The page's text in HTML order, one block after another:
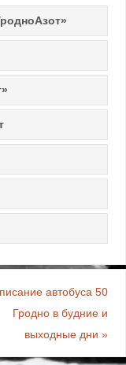
автобуса 50
Гродно в будние и
выходные дни»